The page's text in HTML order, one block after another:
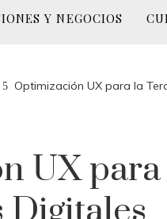
Y NEGOCIOS
Optimización UX para la
UX